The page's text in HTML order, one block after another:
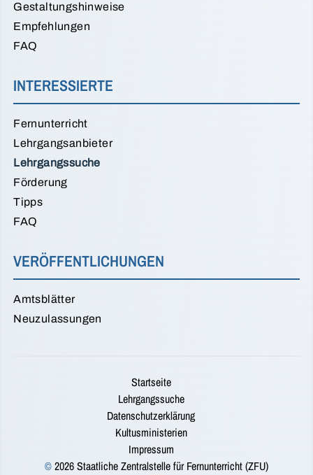
Gestaltungshinweise
Empfehlungen
FAQ
INTERESSIERTE
Fernunterricht
Lehrgangsanbieter
Lehrgangssuche
Förderung
Tipps
FAQ
VERÖFFENTLICHUNGEN
Amtsblätter
Neuzulassungen
Startseite
Lehrgangssuche
Datenschutzerklärung
Kultusministerien
Impressum
©2026 Staatliche Zentralstelle für Fernunterricht (ZFU)